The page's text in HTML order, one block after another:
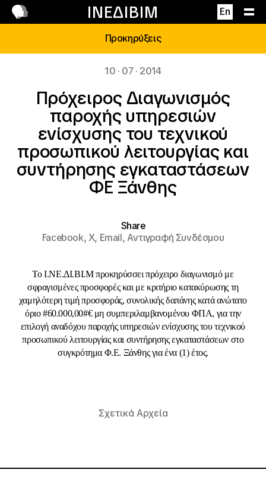
ΙΝΕΔΙΒΙΜ En
Επικοινωνία
Προκηρύξεις
10 · 07 · 2014
Πρόχειρος Διαγωνισμός
παροχής υπηρεσιών
ενίσχυσης του τεχνικού
προσωπικού λειτουργίας και
συντήρησης εγκαταστάσεων
ΦΕ Ξάνθης
Share
Facebook,X, Email,Αντιγραφή Συνδέσμου
Το Ι.ΝΕ.ΔΙ.ΒΙ.Μ προκηρύσσει πρόχειρο διαγωνισμό με
σφραγισμένες προσφορές και με κριτήριο κατακύρωσης τη
χαμηλότερη τιμή προσφοράς, συνολικής δαπάνης κατά ανώτατο
όριο #60.000,00#€ μη συμπεριλαμβανομένου ΦΠΑ, για την
επιλογή αναδόχου παροχής υπηρεσιών ενίσχυσης του τεχνικού
προσωπικού λειτουργίας και συντήρησης εγκαταστάσεων στο
συγκρότημα Φ.Ε. Ξάνθης για ένα (1) έτος.
Σχετικά Αρχεία